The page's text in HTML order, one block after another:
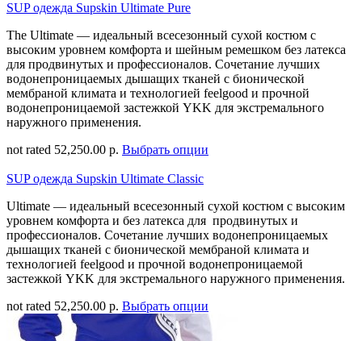
SUP одежда Supskin Ultimate Pure
The Ultimate — идеальный всесезонный сухой костюм с
высоким уровнем комфорта и шейным ремешком без латекса
для продвинутых и профессионалов. Сочетание лучших
водонепроницаемых дышащих тканей с бионической
мембраной климата и технологией feelgood и прочной
водонепроницаемой застежкой YKK для экстремального
наружного применения.
not rated 52,250.00 р. Выбрать опции
SUP одежда Supskin Ultimate Classic
Ultimate — идеальный всесезонный сухой костюм с высоким
уровнем комфорта и без латекса для продвинутых и
профессионалов. Сочетание лучших водонепроницаемых
дышащих тканей с бионической мембраной климата и
технологией feelgood и прочной водонепроницаемой
застежкой YKK для экстремального наружного применения.
not rated 52,250.00 р. Выбрать опции